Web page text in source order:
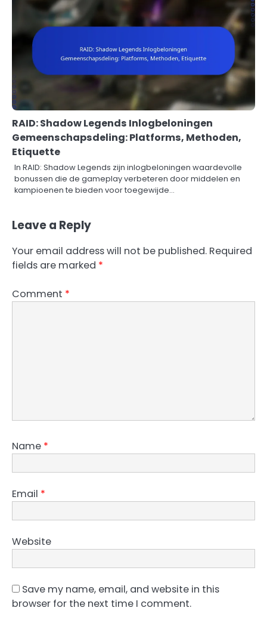
RAID: Shadow Legends Inlogbeloningen
Gemeenschapsdeling: Platforms, Methoden,
Etiquette
In RAID: Shadow Legends zijn inlogbeloningen waardevolle
bonussen die de gameplay verbeteren door middelen en
kampioenen te bieden voor toegewijde…
Leave a Reply
Your email address will not be published. Required
fields are marked *
Comment *
Name *
Email *
Website
Save my name, email, and website in this
browser for the next time I comment.